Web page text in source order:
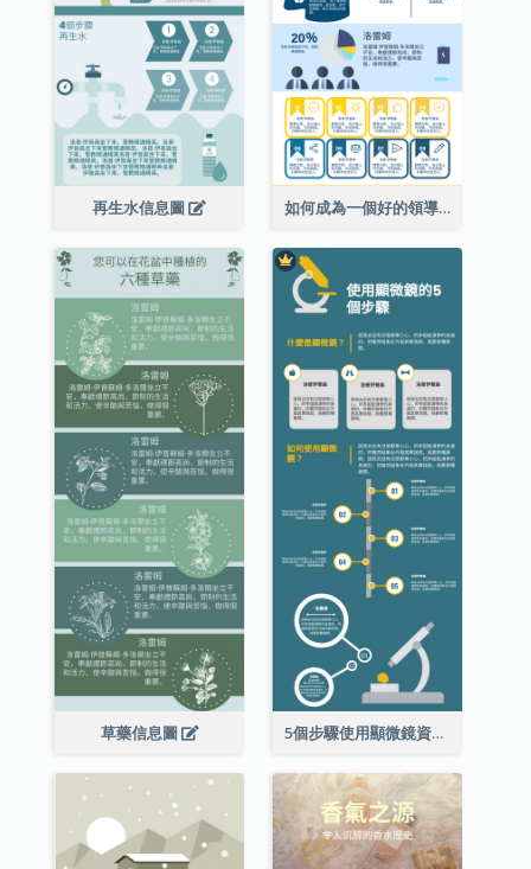
再生水信息圖 如何成為一個好的領導者信息圖
草藥信息圖 5個步驟使用顯微鏡資料圖